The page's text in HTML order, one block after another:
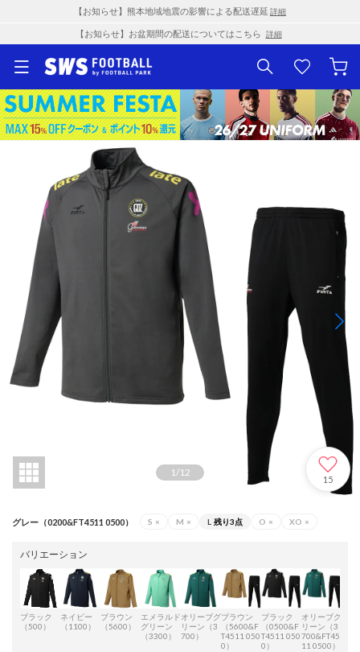
【お知らせ】熊本地域地震の影響による配送遅延 詳細
【お知らせ】お盆期間の配送についてはこちら 詳細
1/12
15
グレー（0200&FT4511 0500） S × M × L 残り3点 O × XO ×
バリエーション
ブラック
（500）
ネイビー
（1100）
ブラウン
（5600）
エメラルド
グリーン
（3300）
オリーブグ
リーン（3
700）
ブラウン
（5600&F
T4511 050
0）
ブラック
（0500&F
T4511 050
0）
オリーブグ
リーン（3
700&FT45
11 0500）